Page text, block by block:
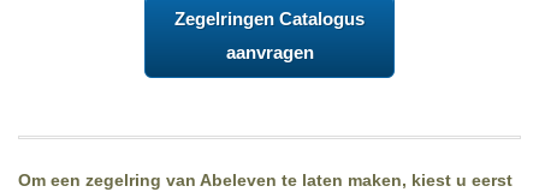
Zegelringen Catalogus
aanvragen
Om een zegelring van Abeleven te laten maken, kiest u eerst